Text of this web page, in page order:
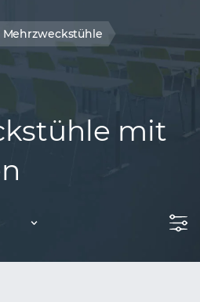
Mehrzweckstühle
mit